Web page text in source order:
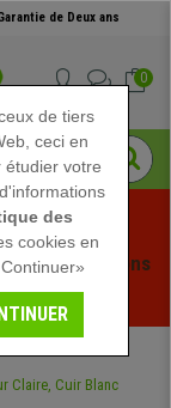
de Deux ans
0
! Des réductions
Voir l'offre
de tiers
ceci en
étudier votre
des
cookies en